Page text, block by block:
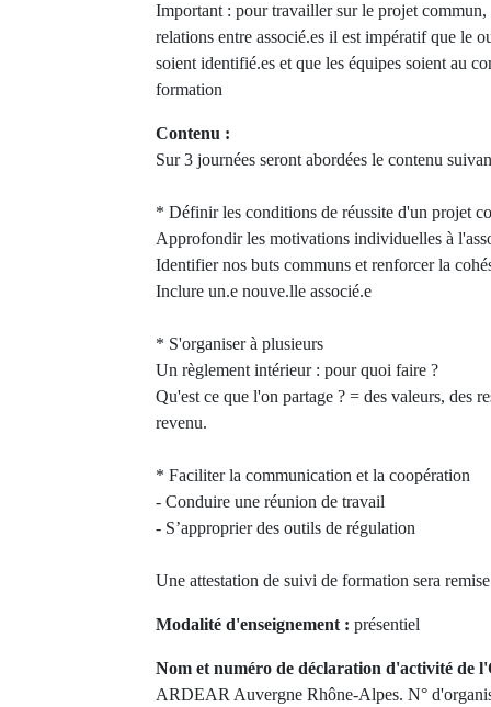
Important : pour travailler sur le projet commun,
relations entre associé.es il est impératif que le
soient identifié.es et que les équipes soient au
formation
Contenu :
Sur 3 journées seront abordées le contenu
* Définir les conditions de réussite d'un projet
Approfondir les motivations individuelles à
Identifier nos buts communs et renforcer la
Inclure un.e nouve.lle associé.e
* S'organiser à plusieurs
Un règlement intérieur : pour quoi faire ?
Qu'est ce que l'on partage ? = des valeurs, des
revenu.
* Faciliter la communication et la coopération
- Conduire une réunion de travail
- S’approprier des outils de régulation
Une attestation de suivi de formation sera
Modalité d'enseignement : présentiel
Nom et numéro de déclaration d'activité de
ARDEAR Auvergne Rhône-Alpes. N°